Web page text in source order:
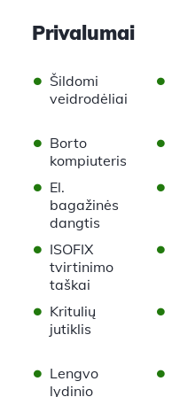
Privalumai
• Šildomi
veidrodėliai
•
• Borto
kompiuteris
•
• El.
bagažinės
dangtis
•
• ISOFIX
tvirtinimo
taškai
•
• Kritulių
jutiklis
•
• Lengvo
lydinio
•